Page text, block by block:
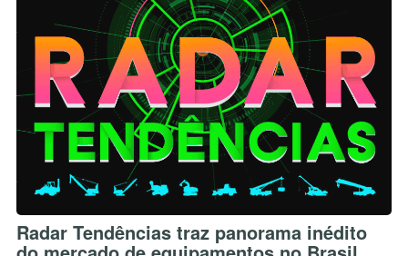
Radar Tendências traz panorama inédito